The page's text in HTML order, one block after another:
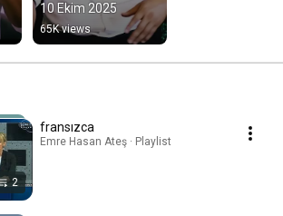
10 Ekim 2025
65K views
2
fransızca
Emre Hasan Ateş · Playlist